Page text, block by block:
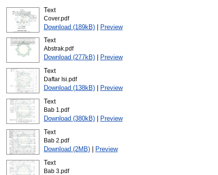
Text
Cover.pdf
Download (189kB)| Preview
Text
Abstrak.pdf
Download (277kB)|
Preview
Text
Daftar Isi.pdf
Download (138kB)|
Preview
Text
Bab 1.pdf
Download (380kB)|
Preview
Text
Bab 2.pdf
Download (2MB)|
Preview
Text
Bab 3.pdf